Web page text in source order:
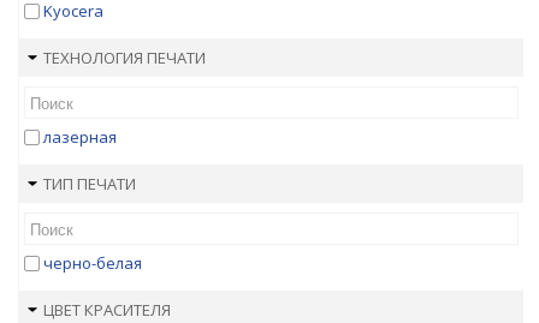
Kyocera
ТЕХНОЛОГИЯ ПЕЧАТИ
лазерная
ТИП ПЕЧАТИ
черно-белая
ЦВЕТ КРАСИТЕЛЯ